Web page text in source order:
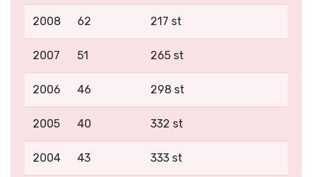
2008 62 217 st
2007 51 265 st
2006 46 298 st
2005 40 332 st
2004 43 333 st